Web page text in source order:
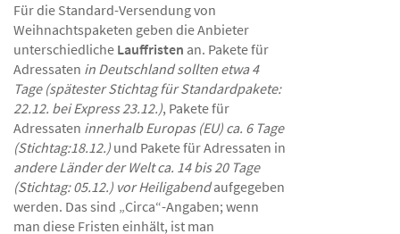
Für die Standard-Versendung von
Weihnachtspaketen geben die Anbieter
unterschiedliche Lauffristen an. Pakete für
Adressaten in Deutschland sollten etwa 4
Tage (spätester Stichtag für Standardpakete:
22.12. bei Express 23.12.), Pakete für
Adressaten innerhalb Europas (EU) ca. 6 Tage
(Stichtag:18.12.) und Pakete für Adressaten in
andere Länder der Welt ca. 14 bis 20 Tage
(Stichtag: 05.12.) vor Heiligabendaufgegeben
werden. Das sind „Circa“-Angaben; wenn
man diese Fristen einhält, ist man